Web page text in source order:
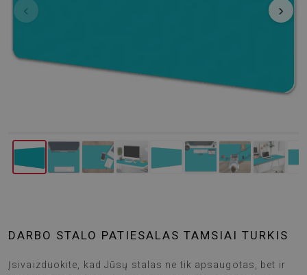
‹ ›
DARBO STALO PATIESALAS TAMSIAI TURKIS
Įsivaizduokite, kad Jūsų stalas ne tik apsaugotas, bet ir